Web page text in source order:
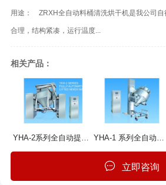
用途： ZRXH全自动料桶清洗烘干机是我公司自
合理，结构紧凑，运行温度...
相关产品：
立即咨询